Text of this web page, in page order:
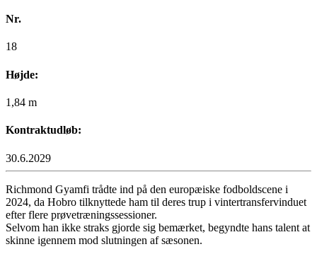
Nr.
18
Højde:
1,84 m
Kontraktudløb:
30.6.2029
Richmond Gyamfi trådte ind på den europæiske fodboldscene i
2024, da Hobro tilknyttede ham til deres trup i vintertransfervinduet
efter flere prøvetræningssessioner.
Selvom han ikke straks gjorde sig bemærket, begyndte hans talent at
skinne igennem mod slutningen af sæsonen.